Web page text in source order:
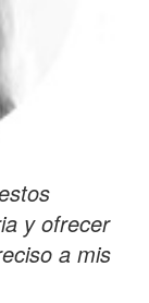
y ofrecer
a mis